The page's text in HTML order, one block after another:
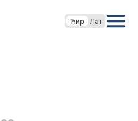
Ћир Лат